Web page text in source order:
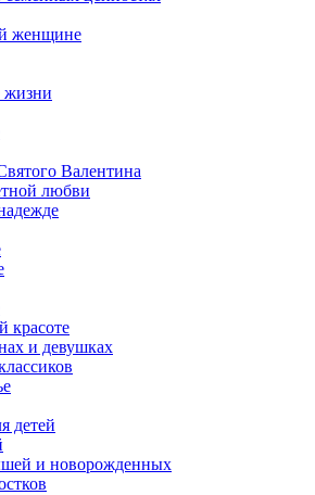
женщине
жизни
Валентина
любви
красоте
и девушках
детей
и новорожденных